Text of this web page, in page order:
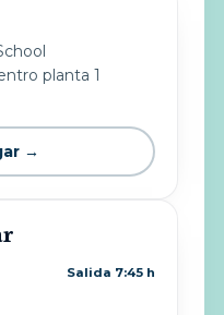
planta 1
→
Salida 7:45 h